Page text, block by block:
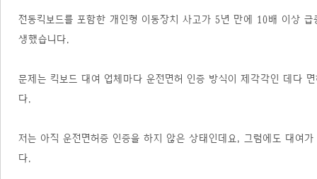
전동킥보드를 포함한 개인형 이동장치 사고가 5년 만에 10배 이상
생했습니다.
문제는 킥보드 대여 업체마다 운전면허 인증 방식이 제각각인 데다
다.
저는 아직 운전면허증 인증을 하지 않은 상태인데요, 그럼에도 대여
다.